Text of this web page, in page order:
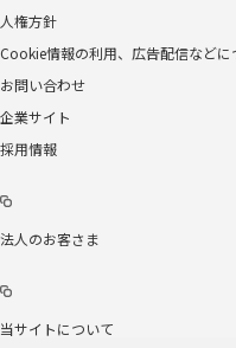
人権方針
Cookie情報の利用、広告配信などに
お問い合わせ
企業サイト
採用情報
法人のお客さま
当サイトについて